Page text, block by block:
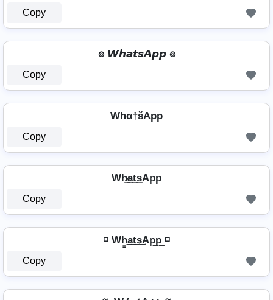
Copy
๏ 𝙒𝙝𝙖𝙩𝙨𝘼𝙥𝙥 ๏
Copy
Whα†šApp
Copy
Wh̷̲a̲t̲s̲Ap̲p̲
Copy
◽ Wh̳͢a͢t͢s͢Ap͢p͢ ◽
Copy